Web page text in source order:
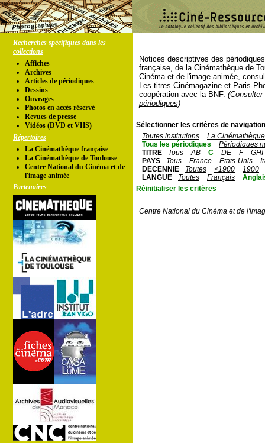
Recherches spécifiques dans les
collections
Affiches
Archives
Articles de périodiques
Dessins
Ouvrages
Photos en accés réservé
Revues de presse
Vidéos (DVD et VHS)
Répertoires
La Cinémathèque française
La Cinémathèque de Toulouse
Centre National du Cinéma et de
l'image animée
Partenaires
Notices descriptives des
française, de la Cinémathèque de
Cinéma et de l'image animée,
Les titres Cinémagazine et Paris-
coopération avec la BNF.
périodiques)
Sélectionner les critères de
Toutes institutions
La
Tous les périodiques
Périodiques
TITRE
Tous AB C DE F
GHI
PAYS
Tous France Etats-Unis
DECENNIE
Toutes <1900
1900
LANGUE
Toutes Français
Réinitialiser les critères
Centre National du Cinéma et de